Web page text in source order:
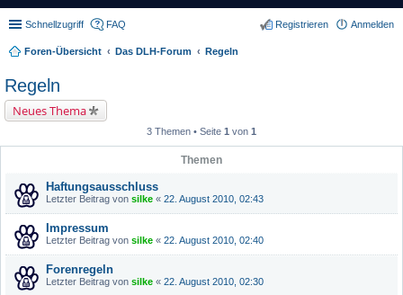
Schnellzugriff FAQ Anmelden
Registrieren
Foren-Übersicht Das DLH-Forum Regeln
Regeln
Neues Thema
3 Themen • Seite 1 von 1
Themen
Haftungsausschluss
Letzter Beitrag von silke « 22. August 2010, 02:43
Impressum
Letzter Beitrag von silke « 22. August 2010, 02:40
Forenregeln
Letzter Beitrag von silke « 22. August 2010, 02:30